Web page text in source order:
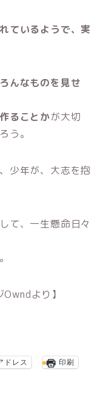
ているようで、実
んなものを見せ
ることかが大切
う。
少年が、大志を抱
て、一生懸命日々
より】
ドレス
印刷